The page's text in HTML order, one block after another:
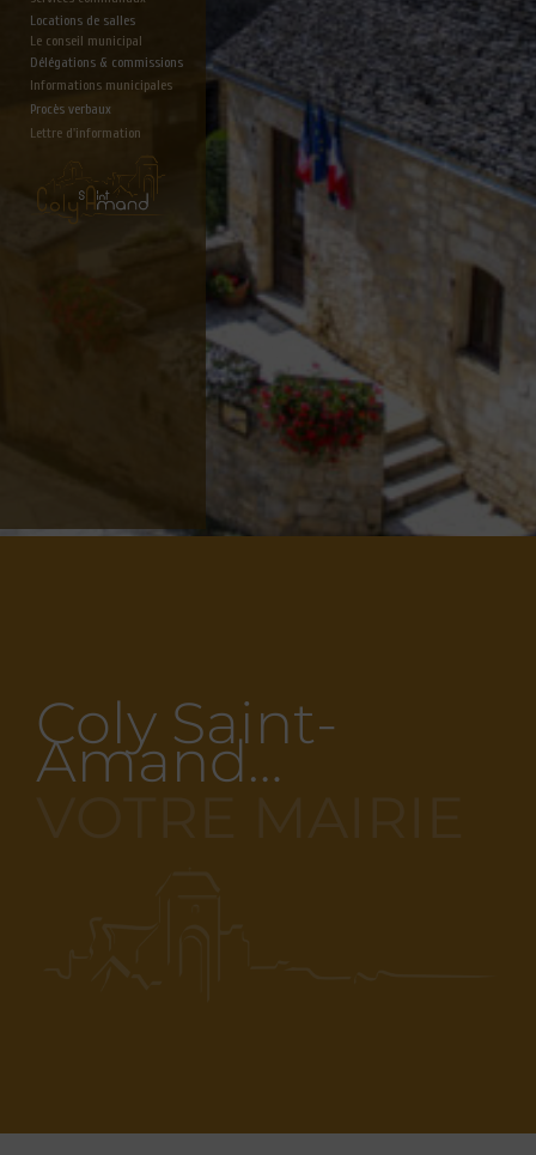
Locations de salles
Le conseil municipal
Délégations & commissions
Informations municipales
Lettre d'information
Procès verbaux
Coly Saint-
Amand…